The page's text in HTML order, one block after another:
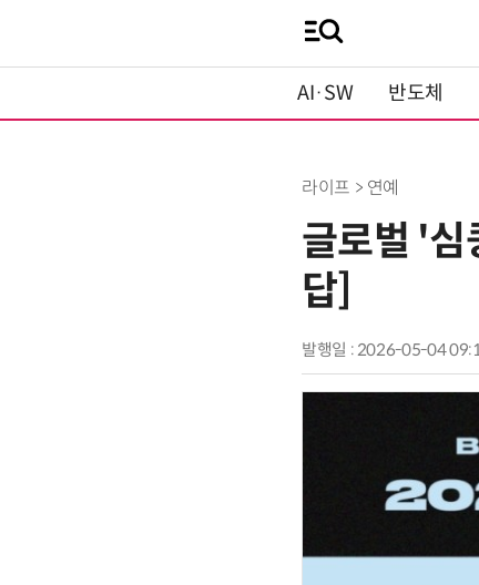
AI·SW 반도체
라이프 > 연예
글로벌 '
답]
발행일 : 2026-05-04